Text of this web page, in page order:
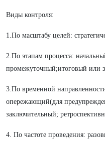
Виды контроля:
1.По масштабу целей:
2.По этапам процесса:
промежуточный;итоговый или
3.По временной
опережающий(для
заключительный;
4. По частоте проведения: